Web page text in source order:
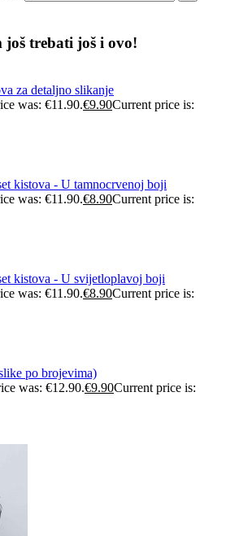
još trebati još i ovo!
za detaljno slikanje
was: €11.90.€9.90Current price is:
kistova - U tamnocrvenoj boji
was: €11.90.€8.90Current price is:
kistova - U svijetloplavoj boji
was: €11.90.€8.90Current price is:
po brojevima)
was: €12.90.€9.90Current price is: